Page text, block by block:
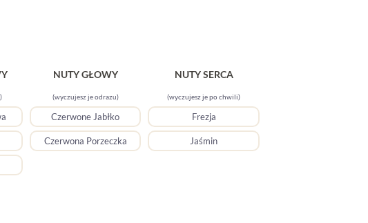
NUTY GŁOWY
(wyczujesz je odrazu)
Czerwone Jabłko
Czerwona Porzeczka
NUTY SERCA
(wyczujesz je po chwili)
Frezja
Jaśmin